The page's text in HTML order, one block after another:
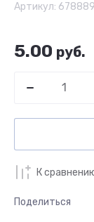
Артикул:
5.00 руб.
К
Поделиться